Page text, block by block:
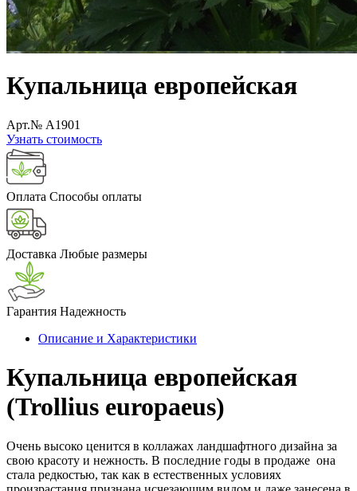
Купальница европейская
Арт.№ A1901
Узнать стоимость
Оплата Способы оплаты
Доставка Любые размеры
Гарантия Надежность
Описание и Характеристики
Купальница европейская
(Trollius europaeus)
Очень высоко ценится в коллажах ландшафтного дизайна за
свою красоту и нежность. В последние годы в продаже она
стала редкостью, так как в естественных условиях